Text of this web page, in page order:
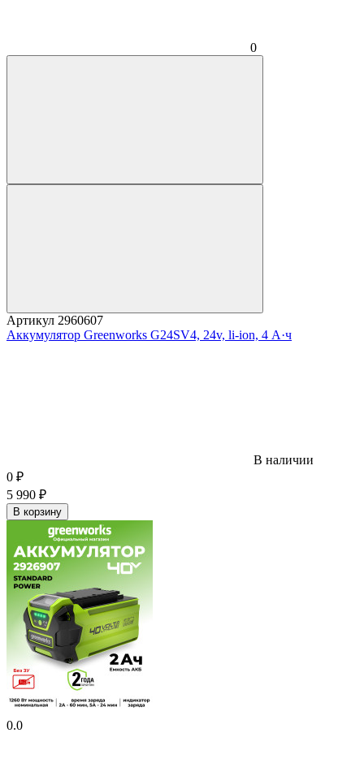
0
Артикул 2960607
Аккумулятор Greenworks G24SV4, 24v, li-ion, 4 А·ч
В наличии
0 ₽
5 990 ₽
В корзину
0.0